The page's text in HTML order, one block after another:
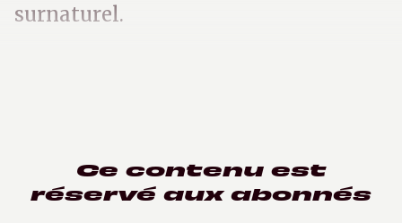
surnaturel.
Ce contenu est
réservé aux abonnés